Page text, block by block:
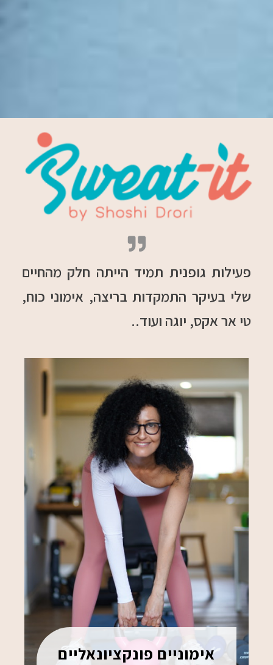
פעילות גופנית תמיד הייתה חלק מהחיים
שלי בעיקר התמקדות בריצה, אימוני כוח,
טי אר אקס, יוגה ועוד..
אימוניים פונקציונאליים